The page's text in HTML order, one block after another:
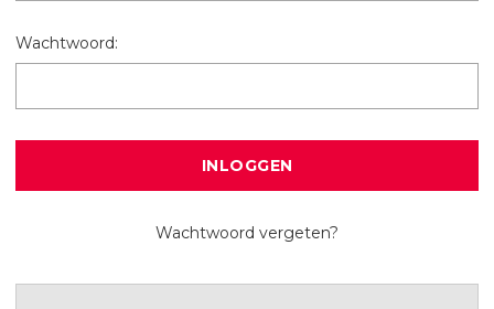
Wachtwoord:
Wachtwoord vergeten?